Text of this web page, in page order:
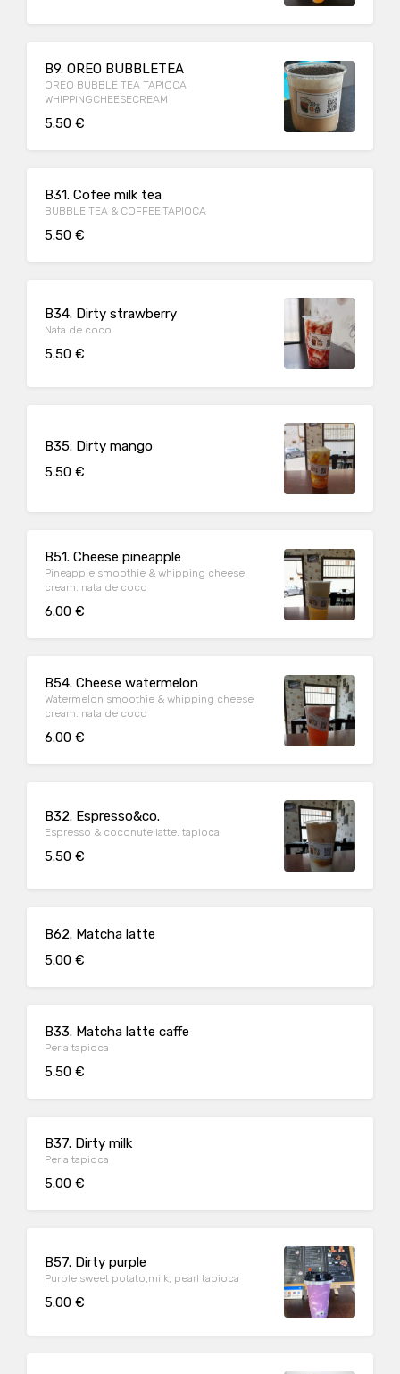
B9. OREO BUBBLETEA
OREO BUBBLE TEA TAPIOCA
WHIPPINGCHEESECREAM
5.50 €
B31. Cofee milk tea
BUBBLE TEA & COFFEE,TAPIOCA
5.50 €
B34. Dirty strawberry
Nata de coco
5.50 €
B35. Dirty mango
5.50 €
B51. Cheese pineapple
Pineapple smoothie & whipping cheese
cream. nata de coco
6.00 €
B54. Cheese watermelon
Watermelon smoothie & whipping cheese
cream. nata de coco
6.00 €
B32. Espresso&co.
Espresso & coconute latte. tapioca
5.50 €
B62. Matcha latte
5.00 €
B33. Matcha latte caffe
Perla tapioca
5.50 €
B37. Dirty milk
Perla tapioca
5.00 €
B57. Dirty purple
Purple sweet potato,milk, pearl tapioca
5.00 €